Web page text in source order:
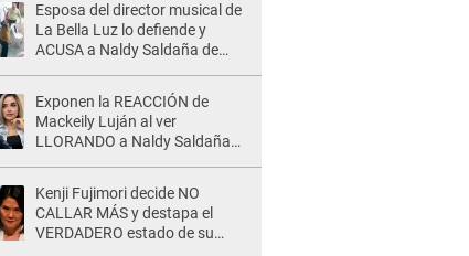
Esposa del director musical de
La Bella Luz lo defiende y
ACUSA a Naldy Saldaña de
Exponen la REACCIÓN de
Mackeily Luján al ver
LLORANDO a Naldy Saldaña
Kenji Fujimori decide NO
CALLAR MÁS y destapa el
VERDADERO estado de su